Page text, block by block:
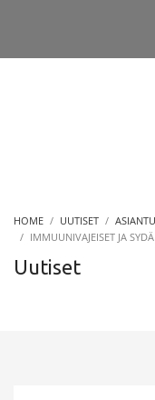
HOME UUTISET
IMMUUNIVAJEISET JA
Uutiset